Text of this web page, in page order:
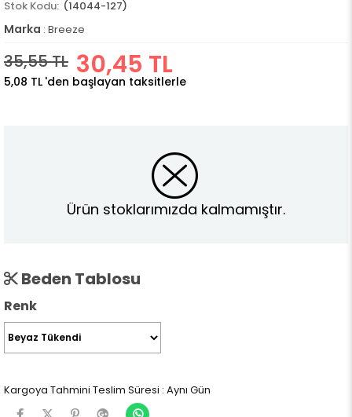
(14044-127)
Marka : Breeze
35,55 TL 30,45 TL
5,08 TL 'den başlayan taksitlerle
Ürün stoklarımızda kalmamıştır.
Beden Tablosu
Renk
Kargoya Tahmini Teslim Süresi : Aynı Gün